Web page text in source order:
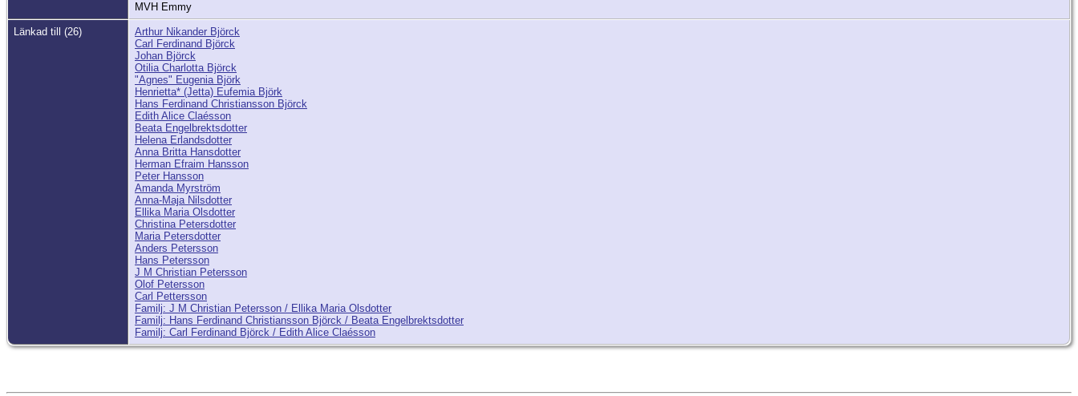
MVH Emmy
Länkad till (26)
Arthur Nikander Björck
Carl Ferdinand Björck
Johan Björck
Otilia Charlotta Björck
"Agnes" Eugenia Björk
Henrietta* (Jetta) Eufemia Björk
Hans Ferdinand Christiansson Björck
Edith Alice Claésson
Beata Engelbrektsdotter
Helena Erlandsdotter
Anna Britta Hansdotter
Herman Efraim Hansson
Peter Hansson
Amanda Myrström
Anna-Maja Nilsdotter
Ellika Maria Olsdotter
Christina Petersdotter
Maria Petersdotter
Anders Petersson
Hans Petersson
J M Christian Petersson
Olof Petersson
Carl Pettersson
Familj: J M Christian Petersson / Ellika Maria Olsdotter
Familj: Hans Ferdinand Christiansson Björck / Beata Engelbrektsdotter
Familj: Carl Ferdinand Björck / Edith Alice Claésson